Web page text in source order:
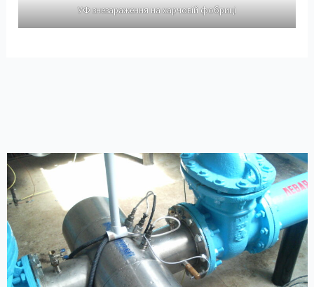
УФ знезараження на харчовій фобриці